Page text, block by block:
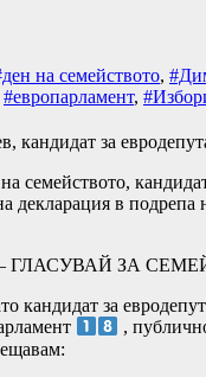
на семейството,
#европарламент,
семейството,
декларация в подрепа
ГЛАСУВАЙ ЗА
кандидат за
,